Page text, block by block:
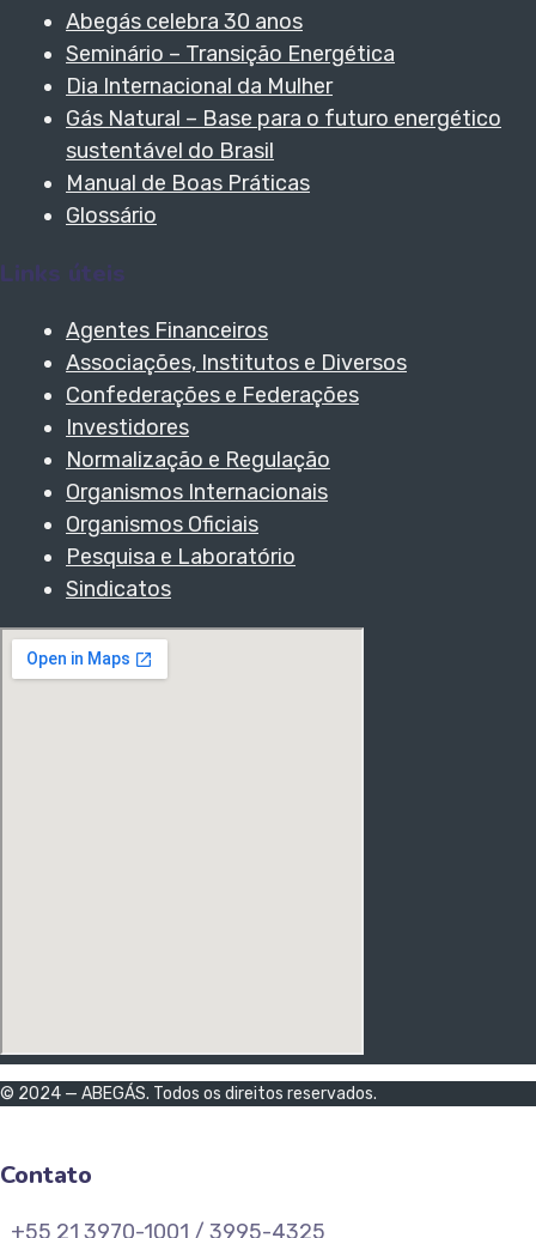
Abegás celebra 30 anos
Seminário – Transição Energética
Dia Internacional da Mulher
Gás Natural – Base para o futuro energético
sustentável do Brasil
Manual de Boas Práticas
Glossário
Links úteis
Agentes Financeiros
Associações, Institutos e Diversos
Confederações e Federações
Investidores
Normalização e Regulação
Organismos Internacionais
Organismos Oficiais
Pesquisa e Laboratório
Sindicatos
© 2024 — ABEGÁS. Todos os direitos reservados.
Contato
+55 21 3970-1001 / 3995-4325